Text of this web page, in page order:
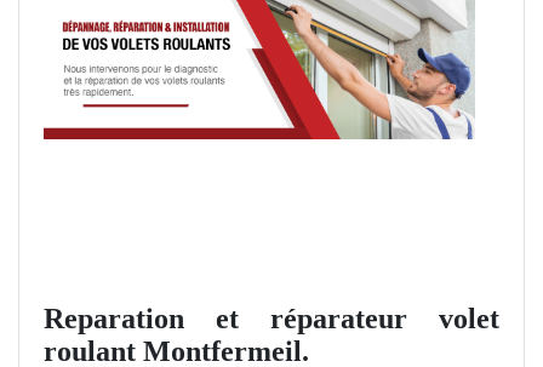
Reparation et réparateur volet
roulant Montfermeil.